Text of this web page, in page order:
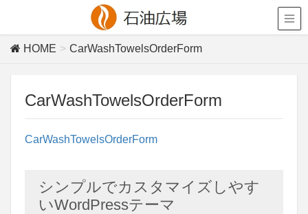
HOME CarWashTowelsOrderForm
CarWashTowelsOrderForm
CarWashTowelsOrderForm
シンプルでカスタマイズしやす
いWordPressテーマ